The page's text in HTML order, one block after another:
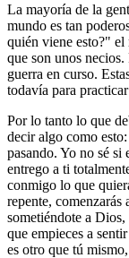
La mayoría de la
mundo es tan
quién viene esto?"
que son unos
guerra en curso.
todavía para
Por lo tanto lo que
decir algo como
pasando. Yo no sé si
entrego a ti
conmigo lo que
repente,
sometiéndote a
que empieces a
es otro que tú